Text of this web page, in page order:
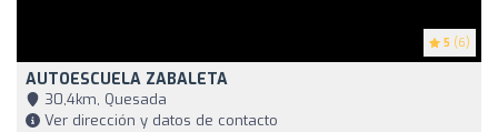
5 (6)
AUTOESCUELA ZABALETA
30,4km, Quesada
Ver dirección y datos de contacto